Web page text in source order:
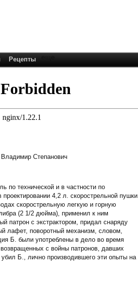
Рецепты еще
Степанович
по технической и в частности по
4,2 л. скорострельной пушки.
скорострельную легкую и горную
(2 1/2 дюйма), применил к ним
патрон с экстрактором, придал снаряду
лафет, поворотный механизм, словом,
Б. были употреблены в дело во время
с войны патронов, давших
Б., лично производившего эти опыты на